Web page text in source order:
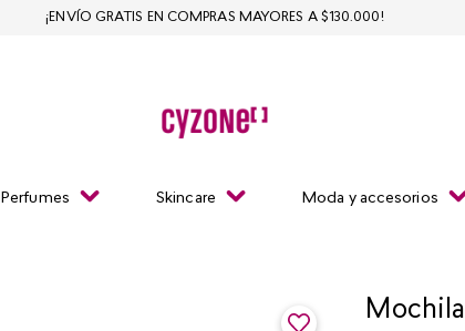
Perfumes Skincare Moda y accesorios
¡ENVÍO GRATIS EN COMPRAS MAYORES A $130.000!